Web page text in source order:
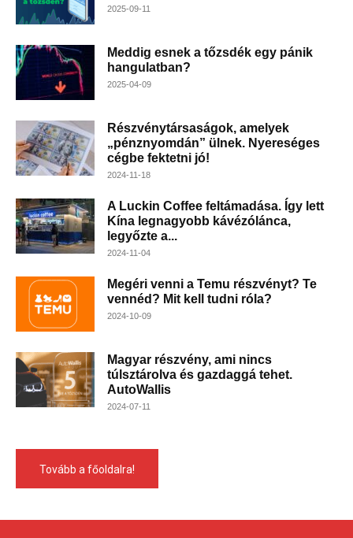
2025-09-11
Meddig esnek a tőzsdék egy pánik
hangulatban?
2025-04-09
Részvénytársaságok, amelyek
„pénznyomdán” ülnek. Nyereséges
cégbe fektetni jó!
2024-11-18
A Luckin Coffee feltámadása. Így lett
Kína legnagyobb kávézólánca,
legyőzte a...
2024-11-04
Megéri venni a Temu részvényt? Te
vennéd? Mit kell tudni róla?
2024-10-09
Magyar részvény, ami nincs
túlsztárolva és gazdaggá tehet.
AutoWallis
2024-07-11
Tovább a főoldalra!